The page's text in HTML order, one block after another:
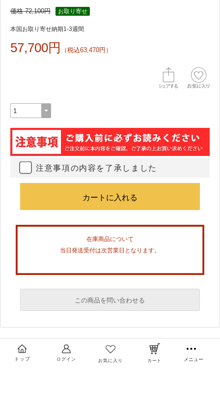
価格 72,100円 お取り寄せ
本国お取り寄せ納期1-3週間
57,700円 （税込63,470円）
注意事項の内容を了承しました
在庫商品について
当日発送受付は次営業日となります。
この商品を問い合わせる
トップ ログイン お気に入り カート メニュー